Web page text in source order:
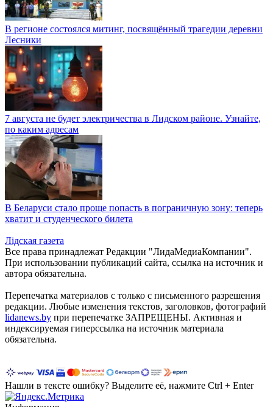
В регионе состоялся митинг, посвящённый трагедии деревни
Лесники
7 августа не будет электричества в Лидском районе. Узнайте,
по каким адресам
В Беларуси стало проще попасть в пограничную зону: теперь
хватит и студенческого билета
Лiдская газета
Все права принадлежат Редакции "ЛидаМедиаКомпании".
При использовании публикаций сайта, ссылка на источник и
автора обязательна.
Перепечатка материалов c только с письменного разрешения
редакции. Любые изменения текстов, заголовков, фотографий
lidanews.by при перепечатке ЗАПРЕЩЕНЫ. Активная и
индексируемая гиперссылка на источник материала
обязательна.
Нашли в тексте ошибку? Выделите её, нажмите Ctrl + Enter